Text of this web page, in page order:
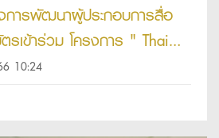
การพัฒนาผู้ประกอบการสื่อ
รเข้าร่วม โครงการ " Thai
2023 "
10:24